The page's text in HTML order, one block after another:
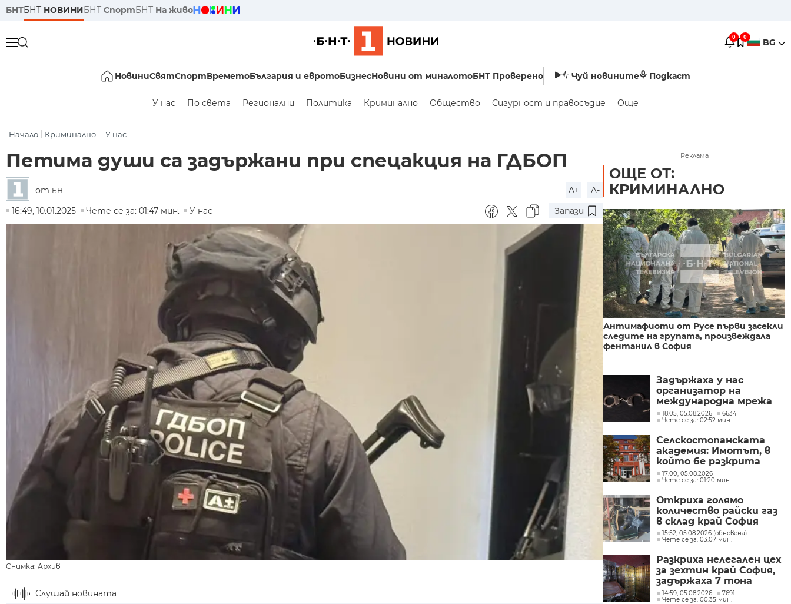
БНТБНТ НОВИНИБНТ СпортБНТ На живо
0 0 BG
НовиниСвятСпортВреметоБългария и евротоБизнесНовини от миналотоБНТ Проверено Чуй новините Подкаст
У нас По света Регионални Политика Криминално Общество Сигурност и правосъдие Още
Начало Криминално У нас
Петима души са задържани при спецакция на ГДБОП
от БНТ A+
A-
16:49, 10.01.2025
Чете се за: 01:47 мин. У нас Запази
Снимка: Архив
Слушай новината
Реклама
ОЩЕ ОТ:
КРИМИНАЛНО
Антимафиоти от Русе първи засекли
следите на групата, произвеждала
фентанил в София
Задържаха у нас
организатор на
международна мрежа
за наркотрафик към
Украйна и ЕС
18:05, 05.08.2026
6634
Чете се за: 02:52 мин.
Селскостопанската
академия: Имотът, в
който бе разкрита
лаборатория за
фентанил, е даден
17:00, 05.08.2026
Чете се за: 01:20 мин.
Откриха голямо
количество райски газ
в склад край София
15:52, 05.08.2026 (обновена)
Чете се за: 03:07 мин.
Разкриха нелегален цех
за зехтин край София,
задържаха 7 тона
продукт без марка
14:59, 05.08.2026
7691
Чете се за: 00:35 мин.